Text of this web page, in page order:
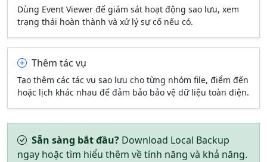
Dùng Event Viewer để giám sát hoạt động sao lưu, xem
trạng thái hoàn thành và xử lý sự cố nếu có.
Thêm tác vụ
Tạo thêm các tác vụ sao lưu cho từng nhóm file, điểm đến
hoặc lịch khác nhau để đảm bảo bảo vệ dữ liệu toàn diện.
Sẵn sàng bắt đầu? Download Local Backup
ngay hoặc tìm hiểu thêm về tính năng và khả năng.